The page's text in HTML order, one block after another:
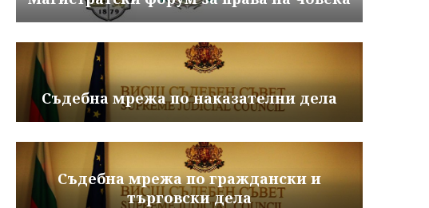
Съдебна мрежа по наказателни дела
Съдебна мрежа по граждански и
търговски дела